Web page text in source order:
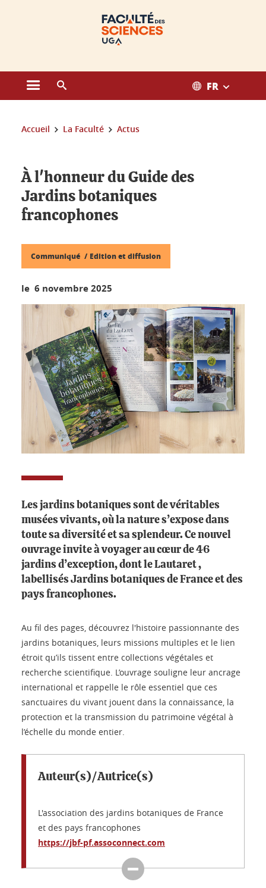
Ouvrir le menu principal FR
Vous êtes ici :
Accueil La Faculté Actus
À l'honneur du Guide des
Jardins botaniques
francophones
Communiqué Edition et diffusion
le 6 novembre 2025
Les jardins botaniques sont de véritables
musées vivants, où la nature s’expose dans
toute sa diversité et sa splendeur. Ce nouvel
ouvrage invite à voyager au cœur de 46
jardins d’exception, dont le Lautaret ,
labellisés Jardins botaniques de France et des
pays francophones.
Au fil des pages, découvrez l'histoire passionnante des
jardins botaniques, leurs missions multiples et le lien
étroit qu’ils tissent entre collections végétales et
recherche scientifique. L’ouvrage souligne leur ancrage
international et rappelle le rôle essentiel que ces
sanctuaires du vivant jouent dans la connaissance, la
protection et la transmission du patrimoine végétal à
l’échelle du monde entier.
Auteur(s)/Autrice(s)
L'association des jardins botaniques de France
et des pays francophones
https://jbf-pf.assoconnect.com